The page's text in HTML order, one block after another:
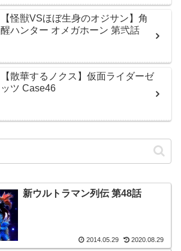
【怪獣VSほぼ生身のオジサン】角
醒ハンター オメガホーン 第弐話
【散華するノクス】仮面ライダーゼ
ッツ Case46
新ウルトラマン列伝 第48話
2014.05.29 2020.08.29